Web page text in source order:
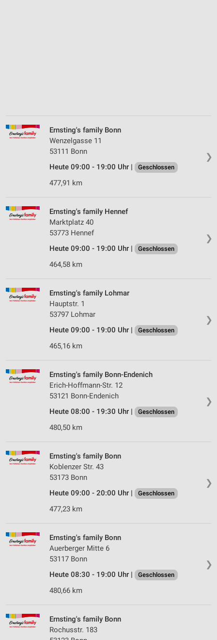
❯
Ernsting's family Bonn
Wenzelgasse 11
53111 Bonn
Heute 09:00 - 19:00 Uhr |
Geschlossen
477,91 km
❯
Ernsting's family Hennef
Marktplatz 40
53773 Hennef
Heute 09:00 - 19:00 Uhr |
Geschlossen
464,58 km
❯
Ernsting's family Lohmar
Hauptstr. 1
53797 Lohmar
Heute 09:00 - 19:00 Uhr |
Geschlossen
465,16 km
❯
Ernsting's family Bonn-Endenich
Erich-Hoffmann-Str. 12
53121 Bonn-Endenich
Heute 08:00 - 19:30 Uhr |
Geschlossen
480,50 km
❯
Ernsting's family Bonn
Koblenzer Str. 43
53173 Bonn
Heute 09:00 - 20:00 Uhr |
Geschlossen
477,23 km
❯
Ernsting's family Bonn
Auerberger Mitte 6
53117 Bonn
Heute 08:30 - 19:00 Uhr |
Geschlossen
480,66 km
Ernsting's family Bonn
Rochusstr. 183